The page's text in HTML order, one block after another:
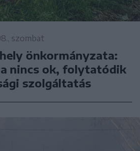
szombat
önkormányzata:
nincs ok, folytatódik
szolgáltatás